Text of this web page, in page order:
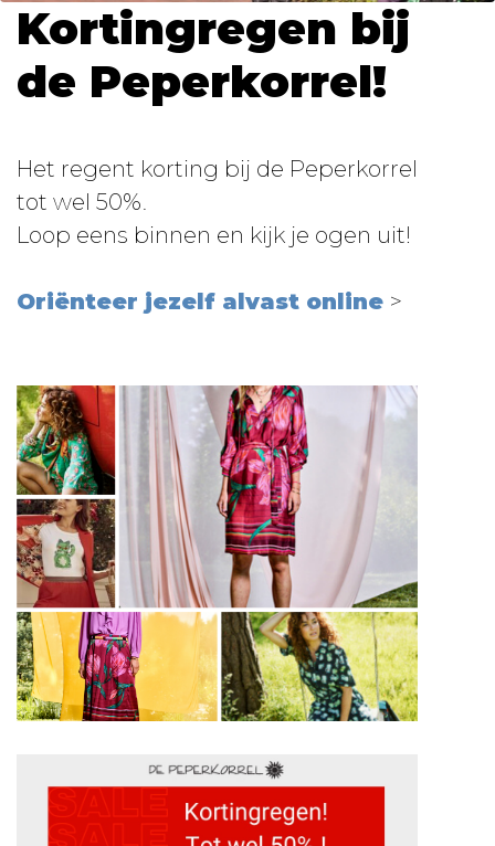
Kortingregen bij
de Peperkorrel!
Het regent korting bij de Peperkorrel
tot wel 50%.
Loop eens binnen en kijk je ogen uit!
Oriënteer jezelf alvast online >